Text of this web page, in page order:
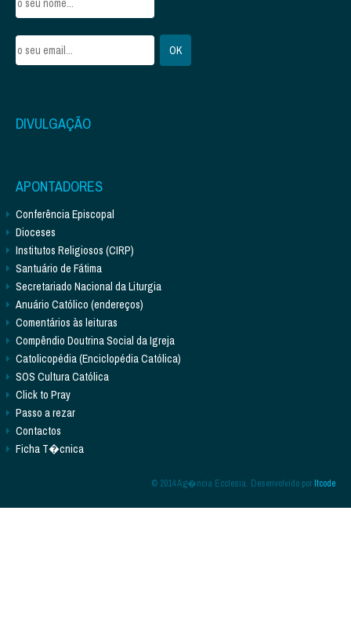
DIVULGAÇÃO
APONTADORES
Conferência Episcopal
Dioceses
Institutos Religiosos (CIRP)
Santuário de Fátima
Secretariado Nacional da Liturgia
Anuário Católico (endereços)
Comentários às leituras
Compêndio Doutrina Social da Igreja
Catolicopédia (Enciclopédia Católica)
SOS Cultura Católica
Click to Pray
Passo a rezar
Contactos
Ficha T�cnica
© 2014 Ag�ncia Ecclesia. Desenvolvido porItcode